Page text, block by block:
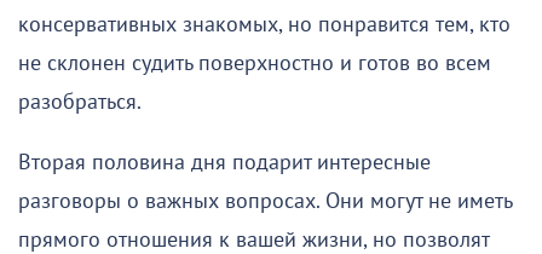
консервативных знакомых, но понравится тем, кто
не склонен судить поверхностно и готов во всем
разобраться.
Вторая половина дня подарит интересные
разговоры о важных вопросах. Они могут не иметь
прямого отношения к вашей жизни, но позволят